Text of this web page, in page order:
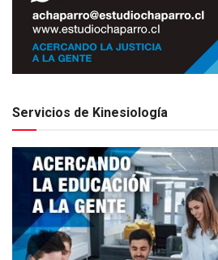
Servicios de Kinesiología